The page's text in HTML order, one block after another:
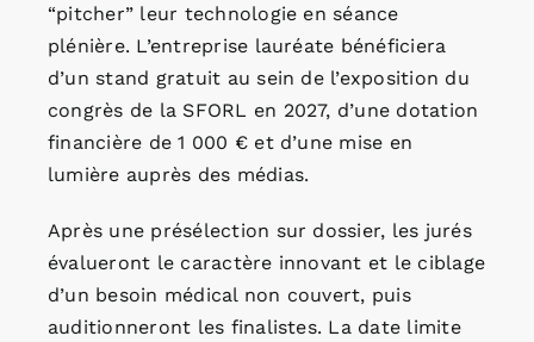
“pitcher” leur technologie en séance
plénière. L’entreprise lauréate bénéficiera
d’un stand gratuit au sein de l’exposition du
congrès de la SFORL en 2027, d’une dotation
financière de 1 000 € et d’une mise en
lumière auprès des médias.
Après une présélection sur dossier, les jurés
évalueront le caractère innovant et le ciblage
d’un besoin médical non couvert, puis
auditionneront les finalistes. La date limite